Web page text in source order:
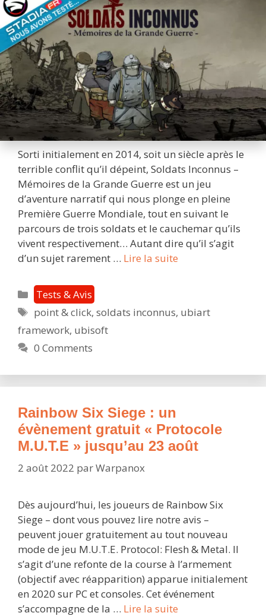
Sorti initialement en 2014, soit un siècle après le
terrible conflit qu’il dépeint, Soldats Inconnus –
Mémoires de la Grande Guerre est un jeu
d’aventure narratif qui nous plonge en pleine
Première Guerre Mondiale, tout en suivant le
parcours de trois soldats et le cauchemar qu’ils
vivent respectivement… Autant dire qu’il s’agit
d’un sujet rarement … Lire la suite
de
:
une
mémorable
Catégories
Tests & Avis
Étiquettes
point & click,soldats inconnus, ubiart
framework, ubisoft
0 Comments
Rainbow Six Siege : un
évènement gratuit « Protocole
M.U.T.E » jusqu’au 23 août
2 août 2022 parWarpanox
Dès aujourd’hui, les joueurs de Rainbow Six
Siege – dont vous pouvez lire notre avis –
peuvent jouer gratuitement au tout nouveau
mode de jeu M.U.T.E. Protocol: Flesh & Metal. Il
s’agit d’une refonte de la course à l’armement
(objectif avec réapparition) apparue initialement
en 2020 sur PC et consoles. Cet événement
s’accompagne de la … Lire la suite